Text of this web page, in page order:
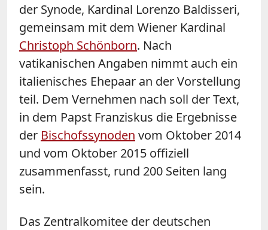
der Synode, Kardinal Lorenzo Baldisseri,
gemeinsam mit dem Wiener Kardinal
Christoph Schönborn. Nach
vatikanischen Angaben nimmt auch ein
italienisches Ehepaar an der Vorstellung
teil. Dem Vernehmen nach soll der Text,
in dem Papst Franziskus die Ergebnisse
der Bischofssynoden vom Oktober 2014
und vom Oktober 2015 offiziell
zusammenfasst, rund 200 Seiten lang
sein.
Das Zentralkomitee der deutschen